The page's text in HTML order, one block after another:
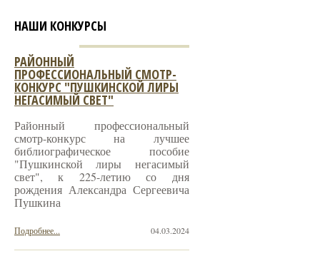
НАШИ КОНКУРСЫ
РАЙОННЫЙ
ПРОФЕССИОНАЛЬНЫЙ СМОТР-
КОНКУРС "ПУШКИНСКОЙ ЛИРЫ
НЕГАСИМЫЙ СВЕТ"
Районный профессиональный
смотр-конкурс на лучшее
библиографическое пособие
"Пушкинской лиры негасимый
свет", к 225-летию со дня
рождения Александра Сергеевича
Пушкина
04.03.2024
Подробнее...